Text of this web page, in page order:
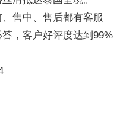
、售中、售后都有客服
，客户好评度达到 99%